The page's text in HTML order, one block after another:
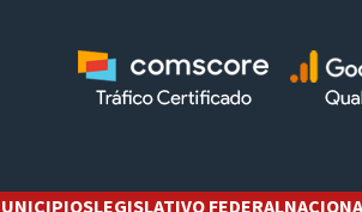
LEGISLATIVO FEDERAL